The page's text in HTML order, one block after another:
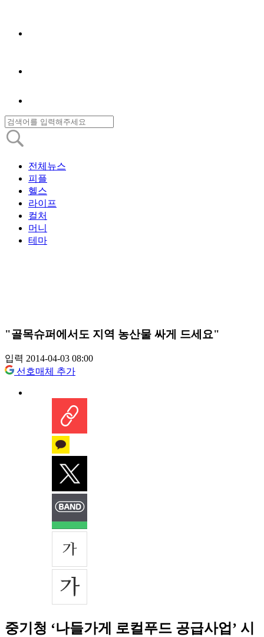
전체뉴스
피플
헬스
라이프
컬처
머니
테마
"골목슈퍼에서도 지역 농산물 싸게 드세요"
입력 2014-04-03 08:00
선호매체 추가
중기청 ‘나들가게 로컬푸드 공급사업’ 시